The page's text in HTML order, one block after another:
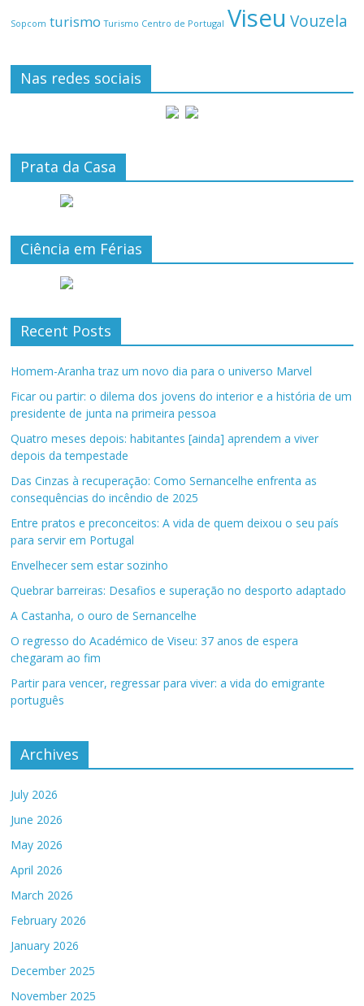
Sopcom turismo Turismo Centro de Portugal Viseu Vouzela
Nas redes sociais
Prata da Casa
Ciência em Férias
Recent Posts
Homem-Aranha traz um novo dia para o universo Marvel
Ficar ou partir: o dilema dos jovens do interior e a história de um
presidente de junta na primeira pessoa
Quatro meses depois: habitantes [ainda] aprendem a viver
depois da tempestade
Das Cinzas à recuperação: Como Sernancelhe enfrenta as
consequências do incêndio de 2025
Entre pratos e preconceitos: A vida de quem deixou o seu país
para servir em Portugal
Envelhecer sem estar sozinho
Quebrar barreiras: Desafios e superação no desporto adaptado
A Castanha, o ouro de Sernancelhe
O regresso do Académico de Viseu: 37 anos de espera
chegaram ao fim
Partir para vencer, regressar para viver: a vida do emigrante
português
Archives
July 2026
June 2026
May 2026
April 2026
March 2026
February 2026
January 2026
December 2025
November 2025